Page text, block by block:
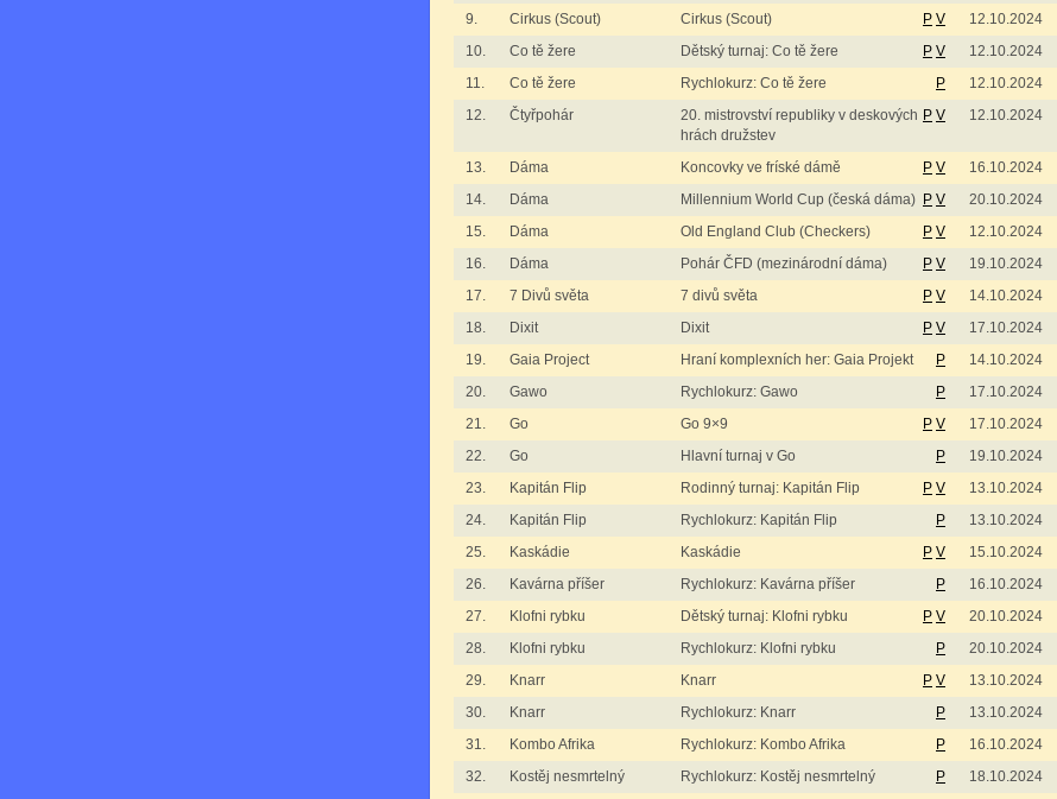
9. Cirkus (Scout) Cirkus (Scout) P V 12.10.2024
10.
Co tě žere Dětský turnaj: Co tě žere P V 12.10.2024
11.
Co tě žere Rychlokurz: Co tě žere P 12.10.2024
12.
Čtyřpohár
20. mistrovství republiky v deskových
hrách družstev
P V 12.10.2024
13. Dáma Koncovky ve fríské dámě P V 16.10.2024
14.
Dáma Millennium World Cup (česká dáma) P V 20.10.2024
15.
Dáma Old England Club (Checkers) P V 12.10.2024
16.
Dáma Pohár ČFD (mezinárodní dáma) P V 19.10.2024
17.
7 Divů světa 7 divů světa P V 14.10.2024
18.
Dixit Dixit P V 17.10.2024
19.
Gaia Project Hraní komplexních her: Gaia Projekt P 14.10.2024
20.
Gawo Rychlokurz: Gawo P 17.10.2024
21.
Go Go 9×9 P V 17.10.2024
22.
Go Hlavní turnaj v Go P 19.10.2024
23.
Kapitán Flip Rodinný turnaj: Kapitán Flip P V 13.10.2024
24.
Kapitán Flip Rychlokurz: Kapitán Flip P 13.10.2024
25.
Kaskádie Kaskádie P V 15.10.2024
26.
Kavárna příšer Rychlokurz: Kavárna příšer P 16.10.2024
27.
Klofni rybku Dětský turnaj: Klofni rybku P V 20.10.2024
28.
Klofni rybku Rychlokurz: Klofni rybku P 20.10.2024
29.
Knarr Knarr P V 13.10.2024
30.
Knarr Rychlokurz: Knarr P 13.10.2024
31.
Kombo Afrika Rychlokurz: Kombo Afrika P 16.10.2024
32.
Kostěj nesmrtelný Rychlokurz: Kostěj nesmrtelný P 18.10.2024